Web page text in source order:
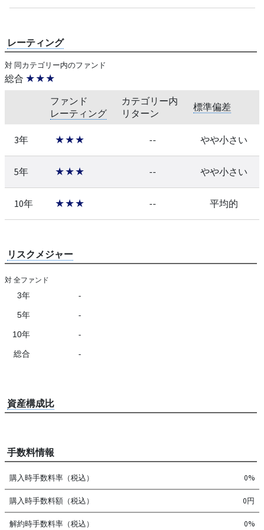
レーティング
対 同カテゴリー内のファンド
総合 ★★★
ファンド
レーティング
カテゴリー内
リターン
標準偏差
3年 ★★★ -- やや小さい
5年 ★★★ -- やや小さい
10年 ★★★ -- 平均的
リスクメジャー
対 全ファンド
3年 -
5年 -
10年 -
総合 -
資産構成比
手数料情報
購入時手数料率（税込） 0%
購入時手数料額（税込） 0円
解約時手数料率（税込） 0%